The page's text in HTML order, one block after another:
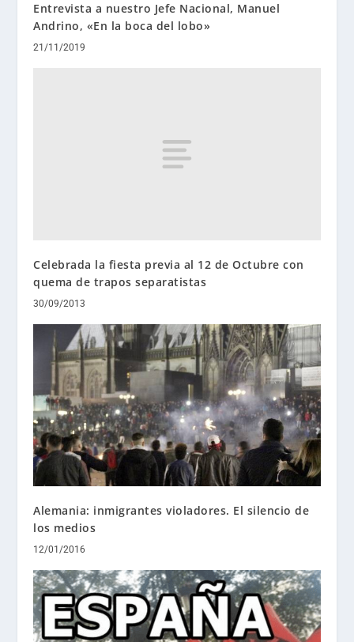
Entrevista a nuestro Jefe Nacional, Manuel
Andrino, «En la boca del lobo»
21/11/2019
Celebrada la fiesta previa al 12 de Octubre con
quema de trapos separatistas
30/09/2013
Alemania: inmigrantes violadores. El silencio de
los medios
12/01/2016